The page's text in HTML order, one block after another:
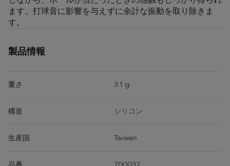
ます。打球音に影響を与えずに余計な振動を取り除きま
す。
製品情報
重さ 3.1 g
構造 シリコン
生産国 Taiwan